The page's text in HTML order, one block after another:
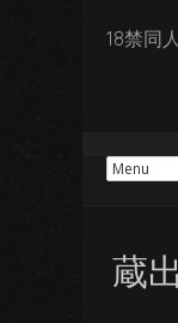
18禁同
蔵